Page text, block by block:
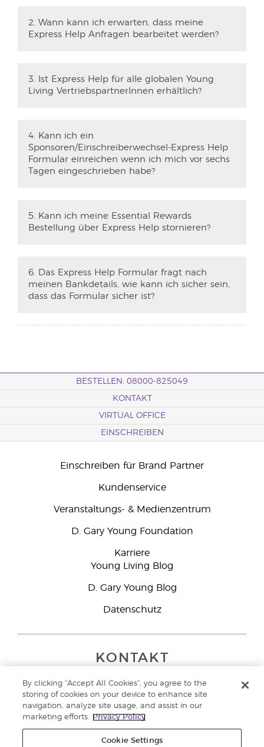
2. Wann kann ich erwarten, dass meine
Express Help Anfragen bearbeitet werden?
3. Ist Express Help für alle globalen Young
Living VertriebspartnerInnen erhältlich?
4. Kann ich ein
Sponsoren/Einschreiberwechsel-Express Help
Formular einreichen wenn ich mich vor sechs
Tagen eingeschrieben habe?
5. Kann ich meine Essential Rewards
Bestellung über Express Help stornieren?
6. Das Express Help Formular fragt nach
meinen Bankdetails, wie kann ich sicher sein,
dass das Formular sicher ist?
BESTELLEN: 08000-825049
KONTAKT
VIRTUAL OFFICE
EINSCHREIBEN
Einschreiben für Brand Partner
Kundenservice
Veranstaltungs- & Medienzentrum
D. Gary Young Foundation
Karriere
Young Living Blog
D. Gary Young Blog
Datenschutz
KONTAKT
Peizerweg 97
9727 AJ Groningen
Netherlands
Kundenservice:08000-825049
By clicking “Accept All Cookies”, you agree to the
storing of cookies on your device to enhance site
navigation, analyze site usage, and assist in our
marketing efforts.
Privacy Policy
Cookie Settings